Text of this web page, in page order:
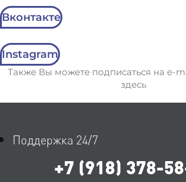
Вконтакте
Instagram
Также Вы можете подписаться на e-
здесь
Поддержка 24/7
+7 (918) 378-